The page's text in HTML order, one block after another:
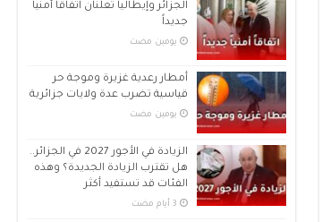
الجزائر وإيطاليا تعلنان اتفاقاً أمنياً
جديداً
‏يومين مضت
أمطار رعدية غزيرة وموجة حر
قياسية تضرب عدة ولايات جزائرية
‏يومين مضت
الزيادة في الأجور 2027 في الجزائر..
هل تقترب الزيادة الجديدة؟ وهذه
الفئات قد تستفيد أكثر